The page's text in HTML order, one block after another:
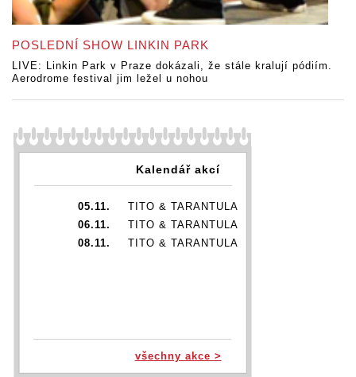
POSLEDNÍ SHOW LINKIN PARK
LIVE: Linkin Park v Praze dokázali, že stále kralují pódiím.
Aerodrome festival jim ležel u nohou
Kalendář akcí
05.11.
TITO & TARANTULA
06.11.
TITO & TARANTULA
08.11.
TITO & TARANTULA
všechny akce >